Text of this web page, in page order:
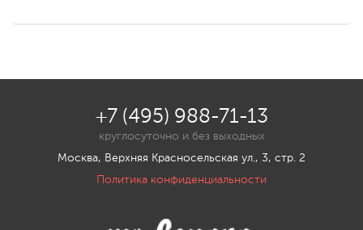
+7 (495) 988-71-13
круглосуточно и без выходных
Москва, Верхняя Красносельская ул., 3, стр. 2
Политика конфиденциальности